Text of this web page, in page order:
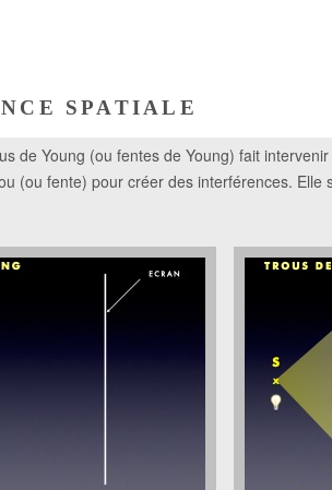
SPATIALE
de Young (ou fentes de Young) fait
(ou fente) pour créer des interférences. Elle